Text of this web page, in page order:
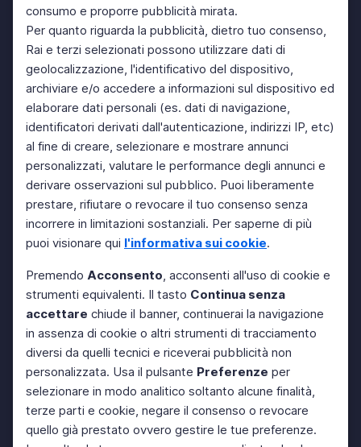
consumo e proporre pubblicità mirata.
Per quanto riguarda la pubblicità, dietro tuo consenso,
Rai e terzi selezionati possono utilizzare dati di
geolocalizzazione, l'identificativo del dispositivo,
archiviare e/o accedere a informazioni sul dispositivo ed
elaborare dati personali (es. dati di navigazione,
identificatori derivati dall'autenticazione, indirizzi IP, etc)
al fine di creare, selezionare e mostrare annunci
personalizzati, valutare le performance degli annunci e
derivare osservazioni sul pubblico. Puoi liberamente
prestare, rifiutare o revocare il tuo consenso senza
incorrere in limitazioni sostanziali. Per saperne di più
puoi visionare qui l'informativa sui cookie.
Premendo Acconsento, acconsenti all'uso di cookie e
strumenti equivalenti. Il tasto Continua senza
accettare chiude il banner, continuerai la navigazione
in assenza di cookie o altri strumenti di tracciamento
diversi da quelli tecnici e riceverai pubblicità non
personalizzata. Usa il pulsante Preferenze per
selezionare in modo analitico soltanto alcune finalità,
terze parti e cookie, negare il consenso o revocare
quello già prestato ovvero gestire le tue preferenze.